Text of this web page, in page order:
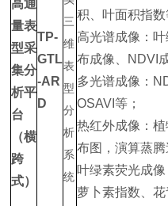
高通
量表
型采
集分
析平
台
（横
跨
式）
TP-
GTL
-AR
D
积、叶面积指数
高光谱成像：
布成像、NDVI
多光谱成像：
OSAVI等；
热红外成像：
布图，演算蒸腾
叶绿素荧光成
萝卜素指数、